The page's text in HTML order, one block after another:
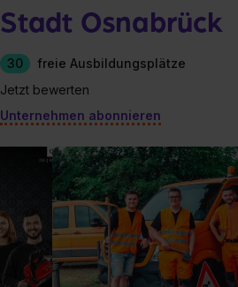
Stadt Osnabrück
30
freie Ausbildungsplätze
Jetzt bewerten
Unternehmen abonnieren